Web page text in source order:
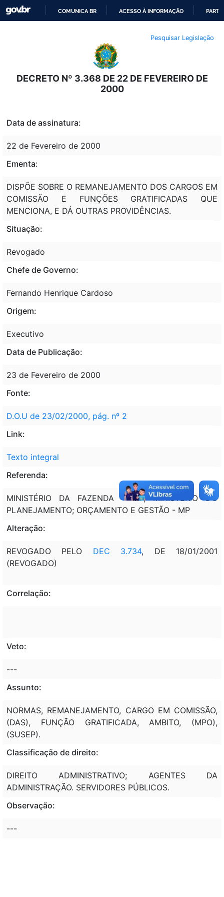
O
CONTEÚDO
COMUNICA BR ACESSO À INFORMAÇÃO
Pesquisar Legislação
DECRETO Nº 3.368 DE 22 DE FEVEREIRO DE
2000
Data de assinatura:
22 de Fevereiro de 2000
Ementa:
DISPÕE SOBRE O REMANEJAMENTO DOS CARGOS EM
COMISSÃO E FUNÇÕES GRATIFICADAS QUE
MENCIONA, E DÁ OUTRAS PROVIDÊNCIAS.
Situação:
Revogado
Chefe de Governo:
Fernando Henrique Cardoso
Origem:
Executivo
Data de Publicação:
23 de Fevereiro de 2000
Fonte:
D.O.U de 23/02/2000, pág. nº 2
Link:
Texto integral
Referenda:
MINISTÉRIO DA FAZENDA - MF; MINISTÉRIO DO
PLANEJAMENTO; ORÇAMENTO E GESTÃO - MP
Alteração:
REVOGADO PELO DEC 3.734, DE 18/01/2001
(REVOGADO)
Correlação:
Veto:
---
Assunto:
NORMAS, REMANEJAMENTO, CARGO EM COMISSÃO,
(DAS), FUNÇÃO GRATIFICADA, AMBITO, (MPO),
(SUSEP).
Classificação de direito:
DIREITO ADMINISTRATIVO; AGENTES DA
ADMINISTRAÇÃO. SERVIDORES PÚBLICOS.
Observação:
---